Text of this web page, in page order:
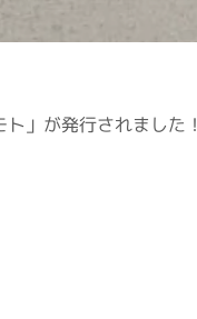
」が発行されました！